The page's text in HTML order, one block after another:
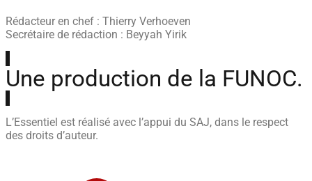
Rédacteur en chef : Thierry Verhoeven
Secrétaire de rédaction : Beyyah Yirik
Une production de la FUNOC.
L’Essentiel est réalisé avec l’appui du SAJ, dans le respect
des droits d’auteur.